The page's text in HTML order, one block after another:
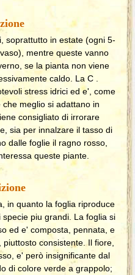
soprattutto in estate (ogni 5-
mentre queste vanno
se la pianta non viene
caldo. La C .
stress idrici ed e', come
meglio si adattano in
consigliato di irrorare
sia per innalzare il tasso di
dalle foglie il ragno rosso,
queste piante.
in quanto la foglia riproduce
piu grandi. La foglia si
ed e' composta, pennata, e
consistente. Il fiore,
e' però insignificante dal
di colore verde a grappolo;